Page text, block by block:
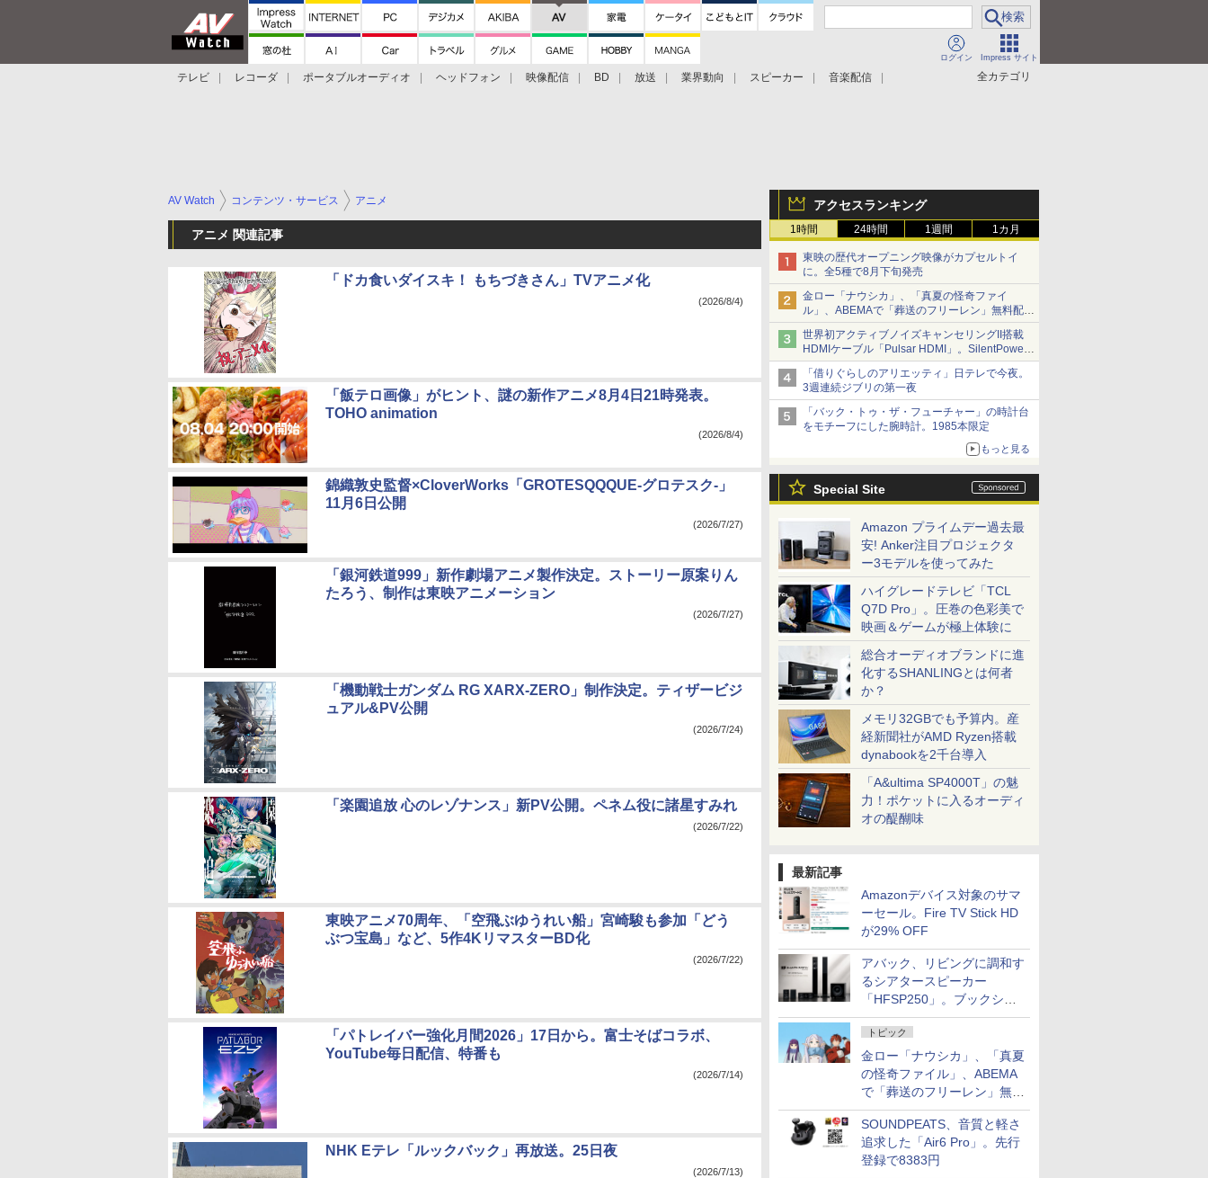
ログイン Impress サイト
全カテゴリ
テレビ レコーダ ポータブルオーディオ ヘッドフォン 映像配信 BD 放送 業界動向 スピーカー
音楽配信
アクセスランキング
1時間 24時間 1週間 1カ月
東映の歴代オープニング映像がカプセルトイ
に。全5種で8月下旬発売
金ロー「ナウシカ」、「真夏の怪奇ファイ
ル」、ABEMAで「葬送のフリーレン」無料配信
など。夏の特番・配信情報
世界初アクティブノイズキャンセリングII搭載
HDMIケーブル「Pulsar HDMI」。SilentPower
から
「借りぐらしのアリエッティ」日テレで今夜。
3週連続ジブリの第一夜
「バック・トゥ・ザ・フューチャー」の時計台
をモチーフにした腕時計。1985本限定
もっと見る
Special Site
Amazon プライムデー過去最
安! Anker注目プロジェクタ
ー3モデルを使ってみた
ハイグレードテレビ「TCL
Q7D Pro」。圧巻の色彩美で
映画＆ゲームが極上体験に
総合オーディオブランドに進
化するSHANLINGとは何者
か？
メモリ32GBでも予算内。産
経新聞社がAMD Ryzen搭載
dynabookを2千台導入
「A&ultima SP4000T」の魅
力！ポケットに入るオーディ
オの醍醐味
最新記事
Amazonデバイス対象のサマ
ーセール。Fire TV Stick HD
が29% OFF
アバック、リビングに調和す
るシアタースピーカー
「HFSP250」。ブックシェ
ルフはペア3万円以下
トピック
金ロー「ナウシカ」、「真夏
の怪奇ファイル」、ABEMA
で「葬送のフリーレン」無料
配信など。夏の特番・配信情
報
SOUNDPEATS、音質と軽さ
追求した「Air6 Pro」。先行
登録で8383円
AV Watch コンテンツ・サービス アニメ
アニメ 関連記事
「ドカ食いダイスキ！ もちづきさん」TVアニメ化
(2026/8/4)
「飯テロ画像」がヒント、謎の新作アニメ8月4日21時発表。
TOHO animation
(2026/8/4)
錦織敦史監督×CloverWorks「GROTESQQQUE-グロテスク-」
11月6日公開
(2026/7/27)
「銀河鉄道999」新作劇場アニメ製作決定。ストーリー原案りん
たろう、制作は東映アニメーション
(2026/7/27)
「機動戦士ガンダム RG XARX-ZERO」制作決定。ティザービジ
ュアル&PV公開
(2026/7/24)
「楽園追放 ⼼のレゾナンス」新PV公開。ペネム役に諸星すみれ
(2026/7/22)
東映アニメ70周年、「空飛ぶゆうれい船」宮崎駿も参加「どう
ぶつ宝島」など、5作4KリマスターBD化
(2026/7/22)
「パトレイバー強化月間2026」17日から。富士そばコラボ、
YouTube毎日配信、特番も
(2026/7/14)
NHK Eテレ「ルックバック」再放送。25日夜
(2026/7/13)